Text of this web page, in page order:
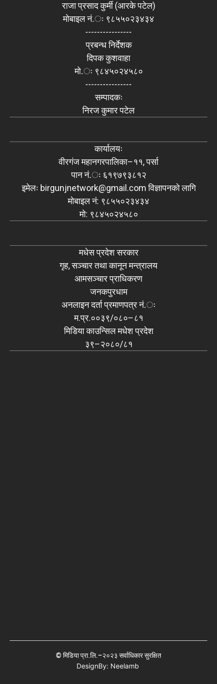
राजा प्रसाद कुर्मी (आरके पटेल)
मोबाइल नं.ः ९८५५०२३४३४
----------------
प्रबन्ध निर्देशक
दिपक कुशवाहा
मो.ः ९८४५०२४५८०
----------------
सम्पादकः
निरज कुमार पटेल
कार्यालयः
वीरगंज महानगरपालिका–११, पर्सा
पान नं.ः ६१९७९३८१२
इमेलः birgunjnetwork@gmail.comविज्ञापनको लागि
मोबाइल नं: ९८५५०२३४३४
मो: ९८४५०२४५८०
मधेस प्रदेश सरकार
गृह, सञ्चार तथा कानून मन्त्रालय
आमसञ्चार प्राधिकरण
जनकपुरधाम
अनलाइन दर्ता प्रमाणपत्र नं.ः
म.प्र.००३९/०८०–८१
मिडिया काउन्सिल मधेश प्रदेश
३९–२०८०/८१
© मिडिया प्रा.लि.–२०२३ सर्वाधिकार सुरक्षित
DesignBy: Neelamb